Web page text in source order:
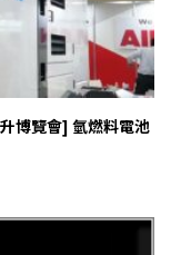
博覽會] 氫燃料電池